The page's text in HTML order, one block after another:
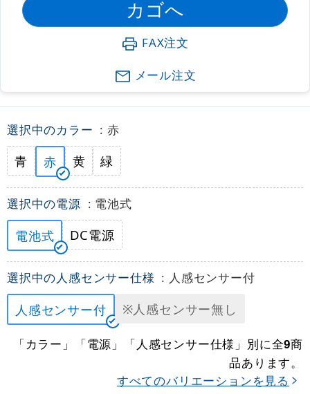
FAX注文
メール注文
選択中のカラー : 赤
青 赤 黄 緑
選択中の電源 : 電池式
電池式 DC電源
選択中の人感センサー仕様 : 人感センサー付
人感センサー付 ※人感センサー無し
「カラー」「電源」「人感センサー仕様」別に全9商
品あります。
すべてのバリエーションを見る